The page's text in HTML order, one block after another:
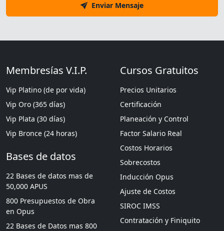
Enviar Mensaje
Membresías V.I.P.
Vip Platino (de por vida)
Vip Oro (365 días)
Vip Plata (30 días)
Vip Bronce (24 horas)
Bases de datos
22 Bases de datos mas de
50,000 APUS
800 Presupuestos de Obra
en Opus
22 Bases de Datos mas 800
Cursos Gratuitos
Precios Unitarios
Certificación
Planeación y Control
Factor Salario Real
Costos Horarios
Sobrecostos
Inducción Opus
Ajuste de Costos
SIROC IMSS
Contratación y Finiquito